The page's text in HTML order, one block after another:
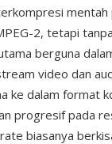
2, tetapi
berguna
video dan
ke dalam format
progresif pada
biasanya